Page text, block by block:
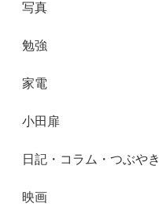
写真
勉強
家電
小田扉
日記・コラム・つぶやき
映画